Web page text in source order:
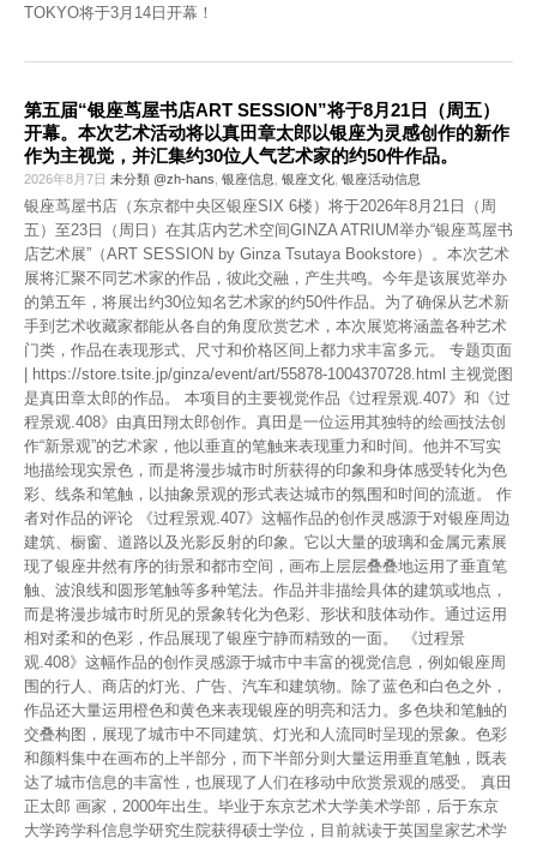
TOKYO将于3月14日开幕！
第五届“银座茑屋书店ART SESSION”将于8月21日（周五）
开幕。本次艺术活动将以真田章太郎以银座为灵感创作的新作
作为主视觉，并汇集约30位人气艺术家的约50件作品。
2026年8月7日 未分類 @zh-hans 银座信息 银座文化 银座活动信息
银座茑屋书店（东京都中央区银座SIX 6楼）将于2026年8月21日（周
五）至23日（周日）在其店内艺术空间GINZA ATRIUM举办“银座茑屋书
店艺术展”（ART SESSION by Ginza Tsutaya Bookstore）。本次艺术
展将汇聚不同艺术家的作品，彼此交融，产生共鸣。今年是该展览举办
的第五年，将展出约30位知名艺术家的约50件作品。为了确保从艺术新
手到艺术收藏家都能从各自的角度欣赏艺术，本次展览将涵盖各种艺术
门类，作品在表现形式、尺寸和价格区间上都力求丰富多元。 专题页面
| https://store.tsite.jp/ginza/event/art/55878-1004370728.html 主视觉图
是真田章太郎的作品。 本项目的主要视觉作品《过程景观.407》和《过
程景观.408》由真田翔太郎创作。真田是一位运用其独特的绘画技法创
作“新景观”的艺术家，他以垂直的笔触来表现重力和时间。他并不写实
地描绘现实景色，而是将漫步城市时所获得的印象和身体感受转化为色
彩、线条和笔触，以抽象景观的形式表达城市的氛围和时间的流逝。 作
者对作品的评论 《过程景观.407》这幅作品的创作灵感源于对银座周边
建筑、橱窗、道路以及光影反射的印象。它以大量的玻璃和金属元素展
现了银座井然有序的街景和都市空间，画布上层层叠叠地运用了垂直笔
触、波浪线和圆形笔触等多种笔法。作品并非描绘具体的建筑或地点，
而是将漫步城市时所见的景象转化为色彩、形状和肢体动作。通过运用
相对柔和的色彩，作品展现了银座宁静而精致的一面。 《过程景
观.408》这幅作品的创作灵感源于城市中丰富的视觉信息，例如银座周
围的行人、商店的灯光、广告、汽车和建筑物。除了蓝色和白色之外，
作品还大量运用橙色和黄色来表现银座的明亮和活力。多色块和笔触的
交叠构图，展现了城市中不同建筑、灯光和人流同时呈现的景象。色彩
和颜料集中在画布的上半部分，而下半部分则大量运用垂直笔触，既表
达了城市信息的丰富性，也展现了人们在移动中欣赏景观的感受。 真田
正太郎 画家，2000年出生。毕业于东京艺术大学美术学部，后于东京
大学跨学科信息学研究生院获得硕士学位，目前就读于英国皇家艺术学